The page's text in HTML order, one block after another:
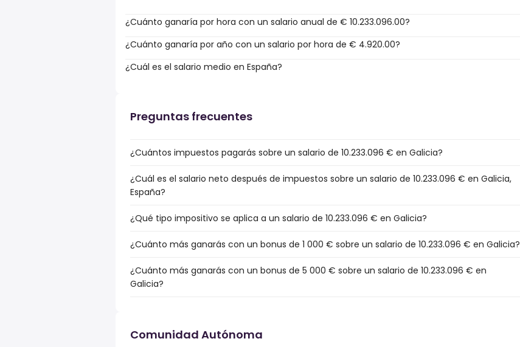
¿Cuánto ganaría por hora con un salario anual de € 10.233.096.00?
¿Cuánto ganaría por año con un salario por hora de € 4.920.00?
¿Cuál es el salario medio en España?
Preguntas frecuentes
¿Cuántos impuestos pagarás sobre un salario de 10.233.096 € en Galicia?
¿Cuál es el salario neto después de impuestos sobre un salario de 10.233.096 € en Galicia,
España?
¿Qué tipo impositivo se aplica a un salario de 10.233.096 € en Galicia?
¿Cuánto más ganarás con un bonus de 1 000 € sobre un salario de 10.233.096 € en Galicia?
¿Cuánto más ganarás con un bonus de 5 000 € sobre un salario de 10.233.096 € en
Galicia?
Comunidad Autónoma